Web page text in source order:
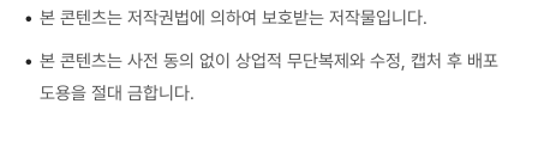
• 본 콘텐츠는 저작권법에 의하여 보호받는 저작물입니다.
• 본 콘텐츠는 사전 동의 없이 상업적 무단복제와 수정, 캡처 후 배포
도용을 절대 금합니다.